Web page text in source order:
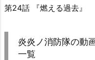
第24話 『燃える過去』
炎炎ノ消防隊の動
一覧